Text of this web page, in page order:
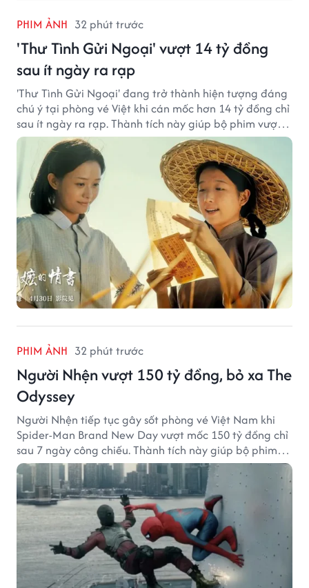
PHIM ẢNH 32 phút trước
'Thư Tình Gửi Ngoại' vượt 14 tỷ đồng
sau ít ngày ra rạp
'Thư Tình Gửi Ngoại' đang trở thành hiện tượng đáng
chú ý tại phòng vé Việt khi cán mốc hơn 14 tỷ đồng chỉ
sau ít ngày ra rạp. Thành tích này giúp bộ phim vượt
kỳ vọng ban đầu và duy trì sức hút giữa cuộc cạnh
tranh của nhiều tác phẩm lớn.
PHIM ẢNH 32 phút trước
Người Nhện vượt 150 tỷ đồng, bỏ xa The
Odyssey
Người Nhện tiếp tục gây sốt phòng vé Việt Nam khi
Spider-Man Brand New Day vượt mốc 150 tỷ đồng chỉ
sau 7 ngày công chiếu. Thành tích này giúp bộ phim
của Tom Holland tạo khoảng cách đáng kể với The
Odyssey trên đường đua doanh thu.